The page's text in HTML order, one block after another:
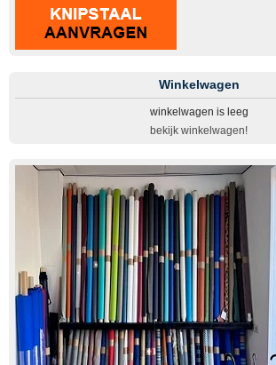
Winkelwagen
winkelwagen is leeg
bekijk winkelwagen!